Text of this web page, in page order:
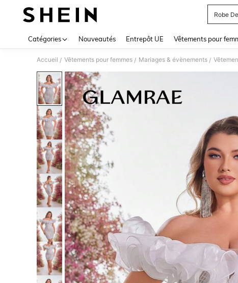
Robe
Catégories Nouveautés Entrepôt UE Vêtements pour
Accueil / Vêtements pour femmes / Mariages & évènements /